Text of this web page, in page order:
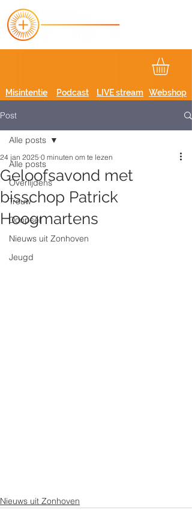
Podcast
Misintentie LIVE stream Webshop
Post
Alle posts
Overlijdens
Trouw
Doopsel
Nieuws uit Zonhoven
Jeugd
Alle posts
Geloofsavond met
bisschop Patrick
Hoogmartens
24 jan 2025 0 minuten om te lezen
Nieuws uit Zonhoven